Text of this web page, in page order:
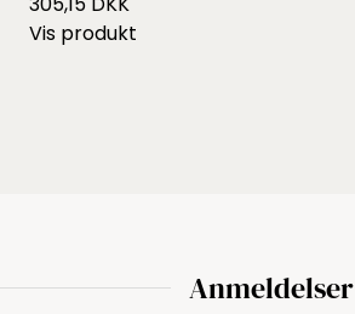
Vis produkt
Anmeldelser